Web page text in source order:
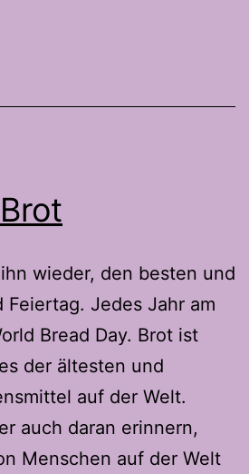
wieder, den besten und
Jedes Jahr am
Bread Day. Brot ist
der ältesten und
auf der Welt.
auch daran erinnern,
Menschen auf der Welt